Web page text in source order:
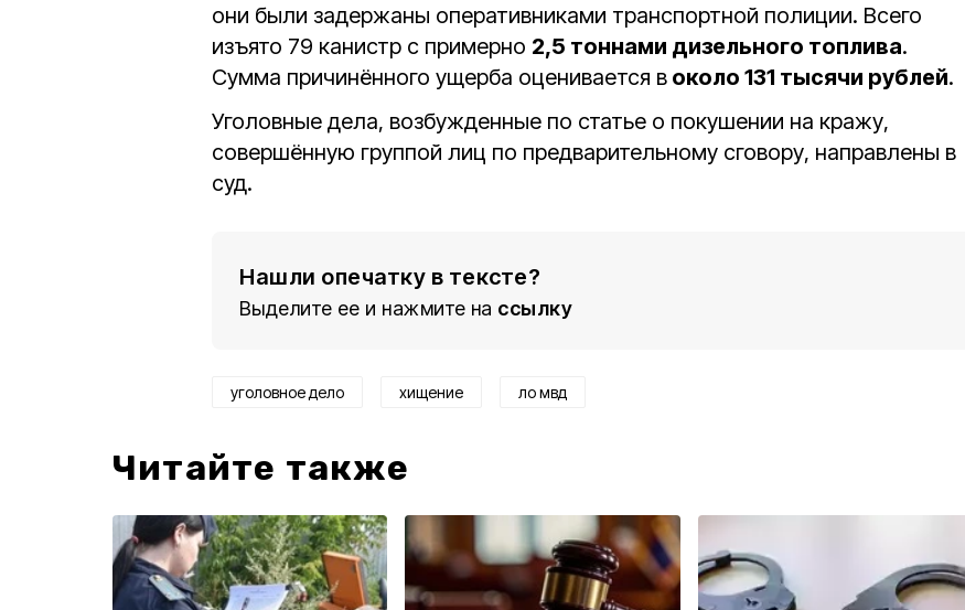
они были задержаны оперативниками транспортной полиции. Всего
изъято 79 канистр с примерно 2,5 тоннами дизельного топлива.
Сумма причинённого ущерба оценивается в около 131 тысячи рублей.
Уголовные дела, возбужденные по статье о покушении на кражу,
совершённую группой лиц по предварительному сговору, направлены в
суд.
Нашли опечатку в тексте?
Выделите ее и нажмите на ссылку
уголовное дело хищение ло мвд
Читайте также